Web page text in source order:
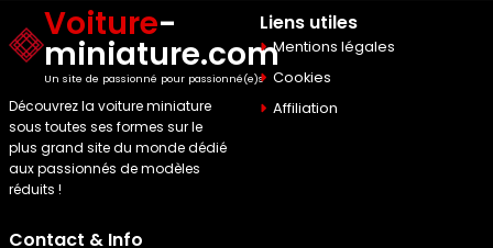
Voiture-
miniature.com
Un site de passionné pour passionné(e)s
Découvrez la voiture miniature
sous toutes ses formes sur le
plus grand site du monde dédié
aux passionnés de modèles
réduits !
Liens utiles
Mentions légales
Cookies
Affiliation
Contact & Info